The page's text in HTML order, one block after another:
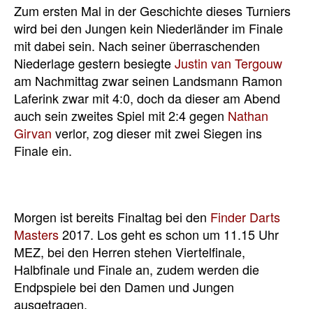
Zum ersten Mal in der Geschichte dieses Turniers
wird bei den Jungen kein Niederländer im Finale
mit dabei sein. Nach seiner überraschenden
Niederlage gestern besiegteJustin van Tergouw
am Nachmittag zwar seinen Landsmann Ramon
Laferink zwar mit 4:0, doch da dieser am Abend
auch sein zweites Spiel mit 2:4 gegen Nathan
Girvan verlor, zog dieser mit zwei Siegen ins
Finale ein.
Morgen ist bereits Finaltag bei den Finder Darts
Masters2017. Los geht es schon um 11.15 Uhr
MEZ, bei den Herren stehen Viertelfinale,
Halbfinale und Finale an, zudem werden die
Endpspiele bei den Damen und Jungen
ausgetragen.